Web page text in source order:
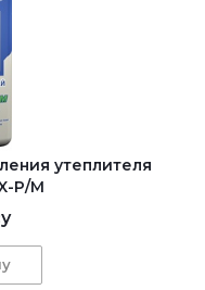
утеплителя
Р/М